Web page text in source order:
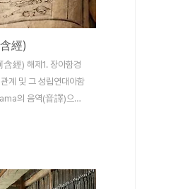
로운 재앙을 짖지말라.
털끝만큼도 모자람이
구슬을 어찌 일찌기 잃
래 찾을 것이 없다.송
들의 바탕이 점점 용열
께서는그 증..
經)
經) 해제1. 장아함경
계 및 그 성립연대아함
의 음역(音譯)으로
사아함경의 하나로서